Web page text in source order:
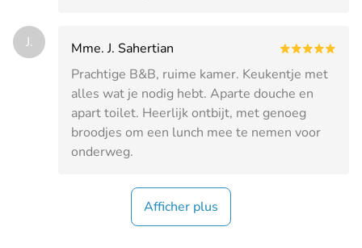
J.
Mme. J. Sahertian
Prachtige B&B, ruime kamer. Keukentje met
alles wat je nodig hebt. Aparte douche en
apart toilet. Heerlijk ontbijt, met genoeg
broodjes om een lunch mee te nemen voor
onderweg.
Afficher plus